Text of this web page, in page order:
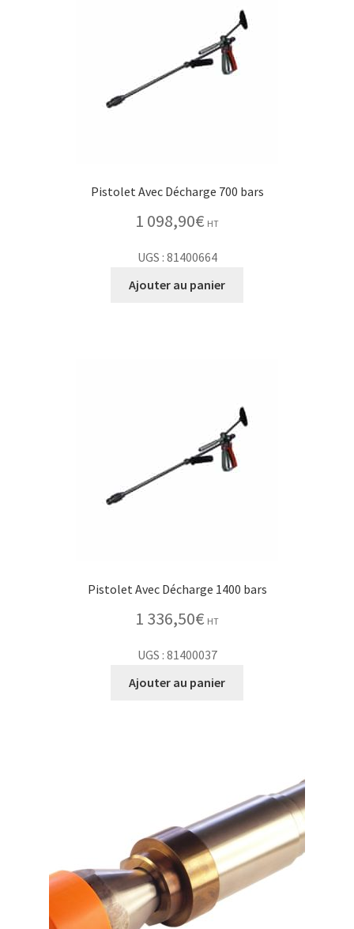
Pistolet Avec Décharge 700 bars
1 098,90€ HT
UGS : 81400664
Ajouter au panier
Pistolet Avec Décharge 1400 bars
1 336,50€ HT
UGS : 81400037
Ajouter au panier